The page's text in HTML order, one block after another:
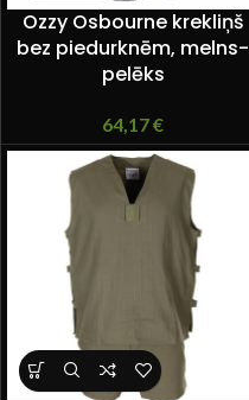
Ozzy Osbourne krekliņš
bez piedurknēm, melns-
pelēks
64,17€